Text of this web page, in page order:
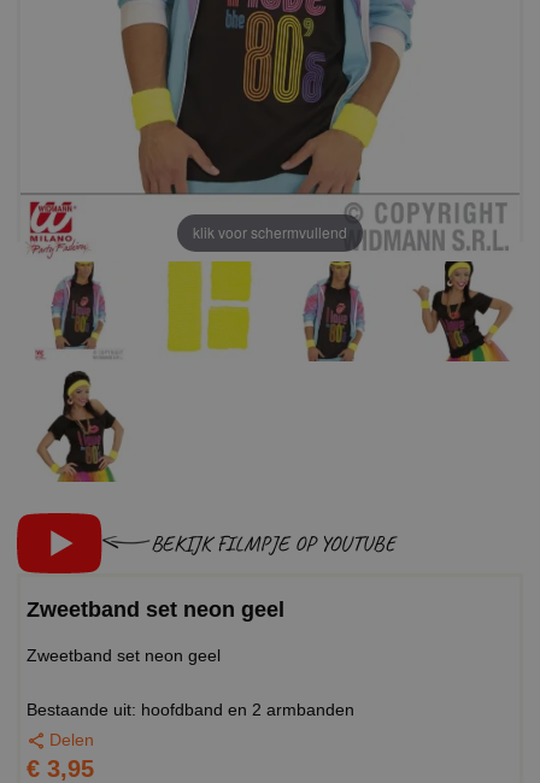
klik voor schermvullend
BEKIJK FILMPJE OP YOUTUBE
Zweetband set neon geel
Zweetband set neon geel
Bestaande uit: hoofdband en 2 armbanden
Delen
€ 3,95